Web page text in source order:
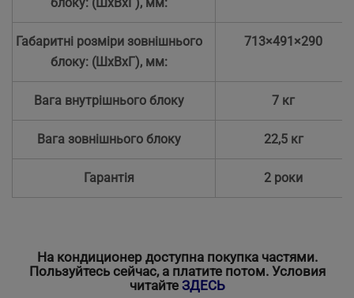
Габаритні розміри зовнішнього
блоку: (ШхВхГ), мм:
713×491×290
Вага внутрішнього блоку 7 кг
Вага зовнішнього блоку 22,5 кг
Гарантія 2 роки
На кондиционер доступна покупка частями.
Пользуйтесь сейчас, а платите потом. Условия
читайте ЗДЕСЬ